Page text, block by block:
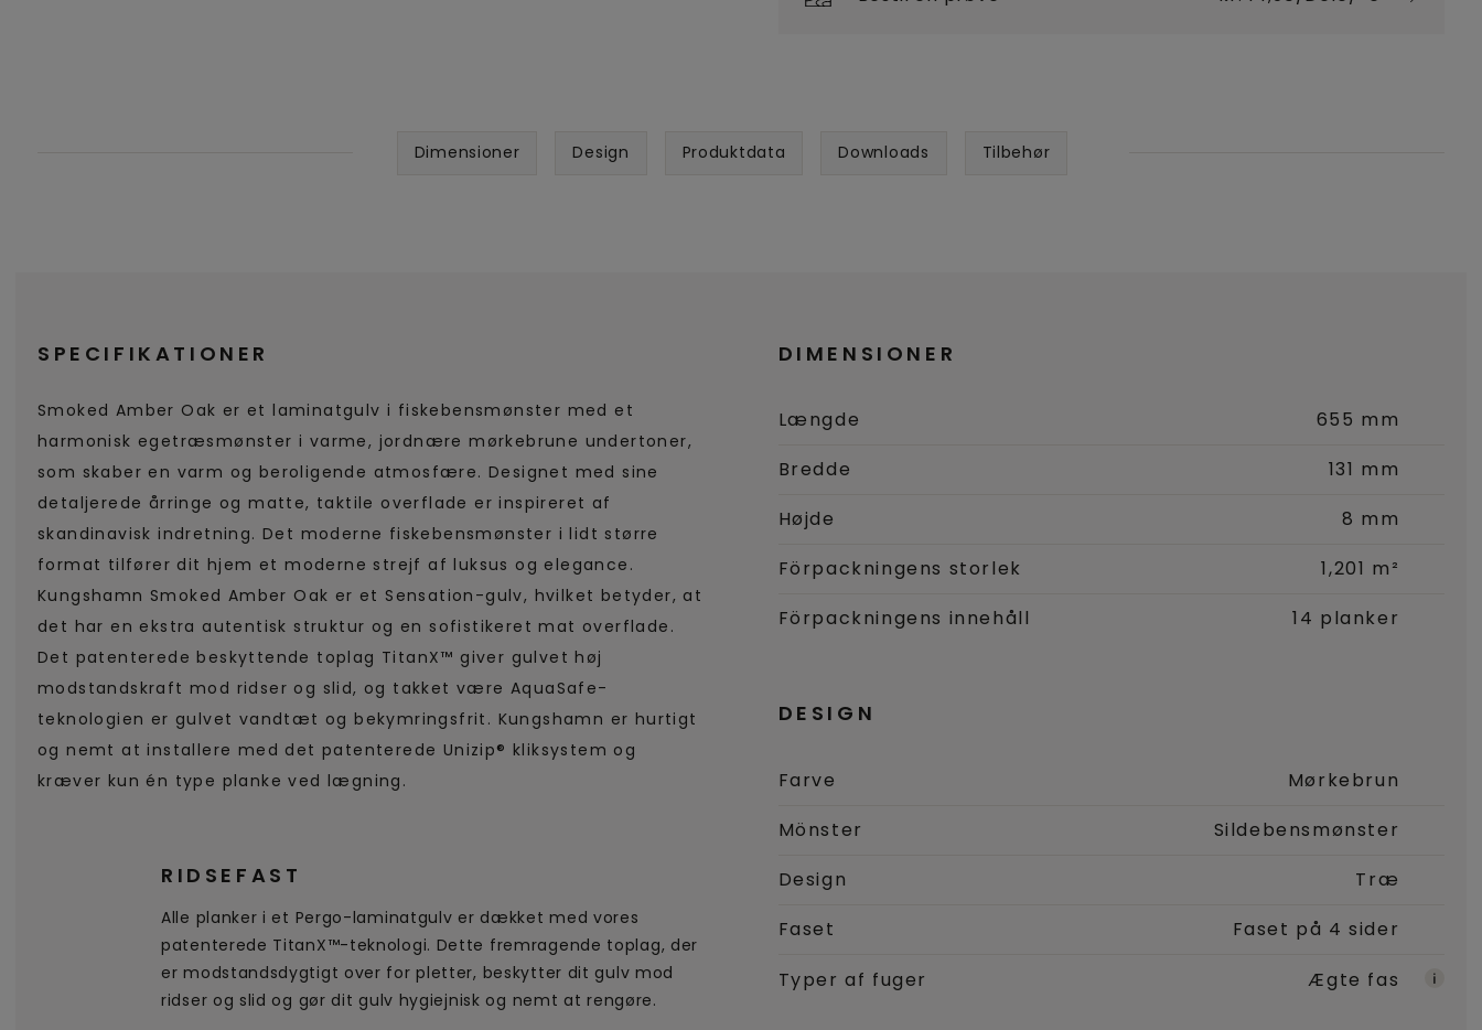
Dimensioner Design Produktdata Downloads Tilbehør
SPECIFIKATIONER
Smoked Amber Oak er et laminatgulv i fiskebensmønster med et
harmonisk egetræsmønster i varme, jordnære mørkebrune undertoner,
som skaber en varm og beroligende atmosfære. Designet med sine
detaljerede årringe og matte, taktile overflade er inspireret af
skandinavisk indretning. Det moderne fiskebensmønster i lidt større
format tilfører dit hjem et moderne strejf af luksus og elegance.
Kungshamn Smoked Amber Oak er et Sensation-gulv, hvilket betyder, at
det har en ekstra autentisk struktur og en sofistikeret mat overflade.
Det patenterede beskyttende toplag TitanX™ giver gulvet høj
modstandskraft mod ridser og slid, og takket være AquaSafe-
teknologien er gulvet vandtæt og bekymringsfrit. Kungshamn er hurtigt
og nemt at installere med det patenterede Unizip® kliksystem og
kræver kun én type planke ved lægning.
RIDSEFAST
Alle planker i et Pergo-laminatgulv er dækket med vores
patenterede TitanX™-teknologi. Dette fremragende toplag, der
er modstandsdygtigt over for pletter, beskytter dit gulv mod
ridser og slid og gør dit gulv hygiejnisk og nemt at rengøre.
DIMENSIONER
Længde
655 mm
Bredde
131 mm
Højde
8 mm
Förpackningens storlek
1,201 m²
Förpackningens innehåll
14 planker
DESIGN
Farve
Mørkebrun
Mönster
Sildebensmønster
Design
Træ
Faset
Faset på 4 sider
Typer af fuger
Ægte fas